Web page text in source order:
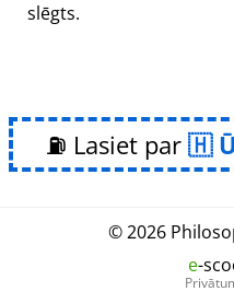
slēgts.
⛽ Lasiet par
© 2026
e-